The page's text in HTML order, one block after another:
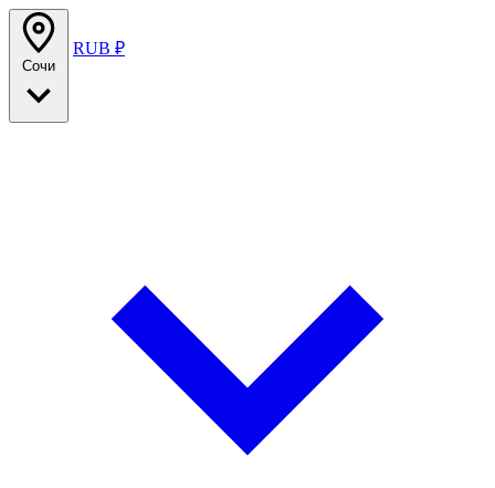
Сочи
RUB ₽